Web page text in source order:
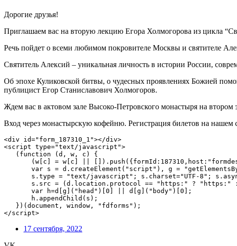
Дорогие друзья!
Приглашаем вас на вторую лекцию Егора Холмогорова из цикла
Речь пойдет о всеми любимом покровителе Москвы и святителе
Святитель Алексий – уникальная личность в истории России,
Об эпохе Куликовской битвы, о чудесных проявлениях Божией
публицист Егор Станиславович Холмогоров.
Ждем вас в актовом зале Высоко-Петровского монастыря на
Вход через монастырскую кофейню. Регистрация билетов на нашем
<div id="form_187310_1"></div>
<script type="text/javascript">
   (function (d, w, c) {
(w[c] = w[c] ||
var s = d.createElement("script"), g =
s.type = "text/javascript"; s.charset="UTF-8";
s.src = (d.location.protocol == "https:" ? "https:"
       var h=d[g]("head")[0] || d[g]("body")[0];
       h.appendChild(s);
   })(document, window, "fdforms");
</script>
17 сентября, 2022